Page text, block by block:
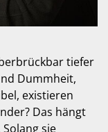
tiefer
Dummheit,
existieren
Das hängt
sie